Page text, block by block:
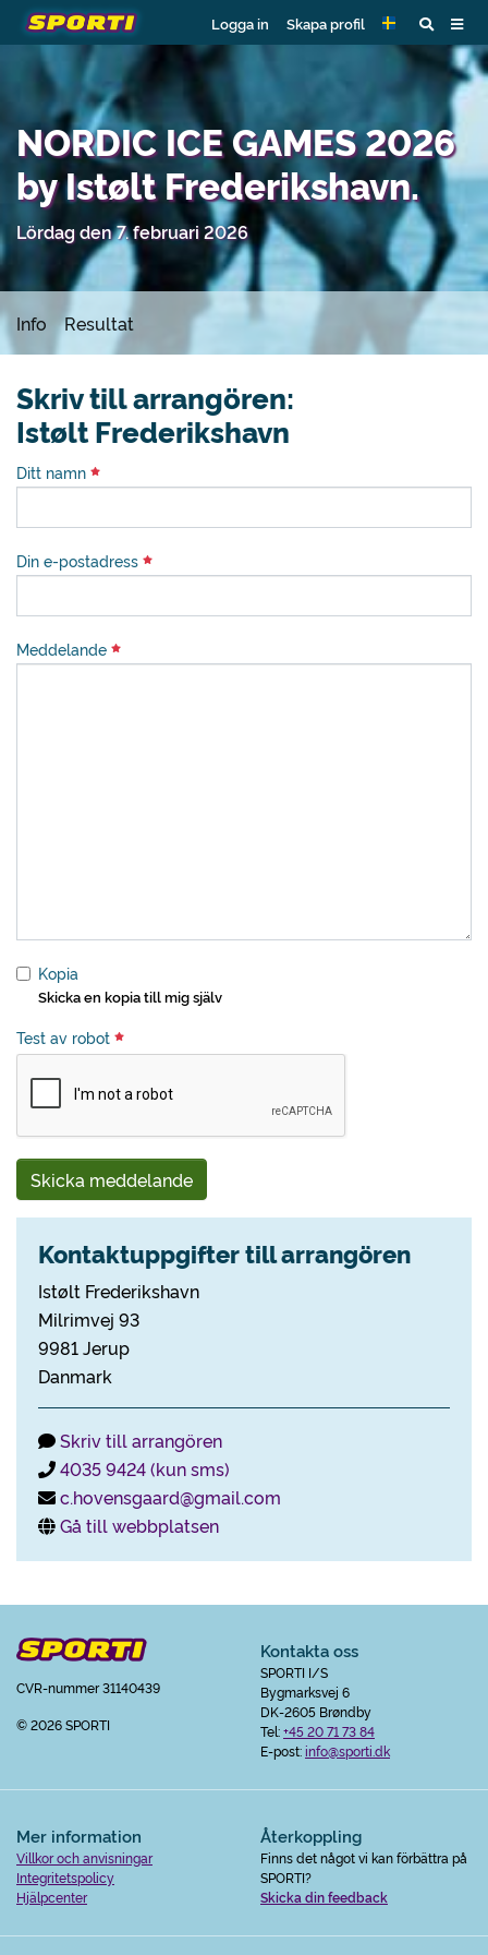
Logga in Skapa profil
NORDIC ICE GAMES 2026
by Istølt Frederikshavn.
Lördag den 7. februari 2026
Info Resultat
Skriv till arrangören:
Istølt Frederikshavn
Ditt namn
Din e-postadress
Meddelande
Kopia
Skicka en kopia till mig själv
Test av robot
Skicka meddelande
Kontaktuppgifter till arrangören
Istølt Frederikshavn
Milrimvej 93
9981 Jerup
Danmark
Skriv till arrangören
4035 9424 (kun sms)
c.hovensgaard@gmail.com
Gå till webbplatsen
CVR-nummer 31140439
© 2026 SPORTI
Kontakta oss
SPORTI I/S
Bygmarksvej 6
DK-2605 Brøndby
Tel:+45 20 71 73 84
E-post:info@sporti.dk
Mer information
Villkor och anvisningar
Integritetspolicy
Hjälpcenter
Återkoppling
Finns det något vi kan förbättra på
SPORTI?
Skicka din feedback